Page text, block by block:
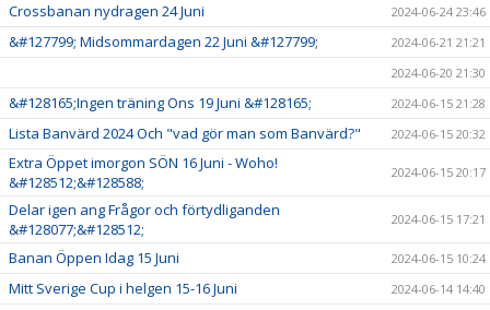
Crossbanan nydragen 24 Juni 2024-06-24 23:46
&#127799; Midsommardagen 22 Juni &#127799;
2024-06-21 21:21
2024-06-20 21:30
&#128165;Ingen träning Ons 19 Juni &#128165; 2024-06-15 21:28
Lista Banvärd 2024 Och "vad gör man som Banvärd?" 2024-06-15 20:32
Extra Öppet imorgon SÖN 16 Juni - Woho!
&#128512;&#128588;
2024-06-15 20:17
Delar igen ang Frågor och förtydliganden
&#128077;&#128512;
2024-06-15 17:21
Banan Öppen Idag 15 Juni 2024-06-15 10:24
Mitt Sverige Cup i helgen 15-16 Juni 2024-06-14 14:40